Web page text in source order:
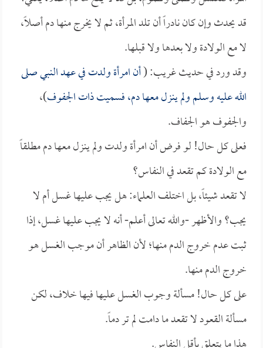
قد يحدث وإن كان نادراً أن تلد المرأة، ثم لا يخرج منها دم أصلاً،
لا مع الولادة ولا بعدها ولا قبلها.
وقد ورد في حديث غريب: (أن امرأة ولدت في عهد النبي صلى
الله عليه وسلم ولم ينزل معها دم، فسميت ذات الجفوف)،
والجفوف هو الجفاف.
فعلى كل حال! لو فرض أن امرأة ولدت ولم ينزل معها دم مطلقاً
مع الولادة كم تقعد في النفاس؟
لا تقعد شيئاً، بل اختلف العلماء: هل يجب عليها غسل أم لا
يجب؟ والأظهر -والله تعالى أعلم- أنه لا يجب عليها غسل، إذا
ثبت عدم خروج الدم منها؛ لأن الظاهر أن موجب الغسل هو
خروج الدم منها.
على كل حال! مسألة وجوب الغسل عليها فيها خلاف، لكن
مسألة القعود لا تقعد ما دامت لم تر دماً.